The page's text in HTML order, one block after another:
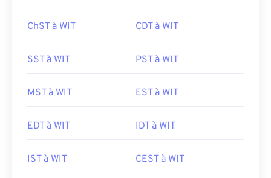
ChST à WIT CDT à WIT
SST à WIT PST à WIT
MST à WIT EST à WIT
EDT à WIT IDT à WIT
IST à WIT CEST à WIT